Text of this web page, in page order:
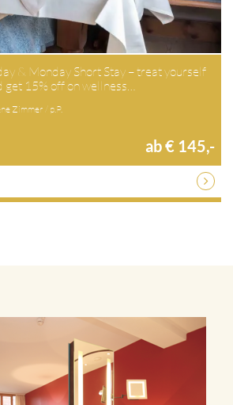
& Monday Short Stay – treat yourself
get 15% off on wellness…
Zimmer / p.P.
ab € 145,-